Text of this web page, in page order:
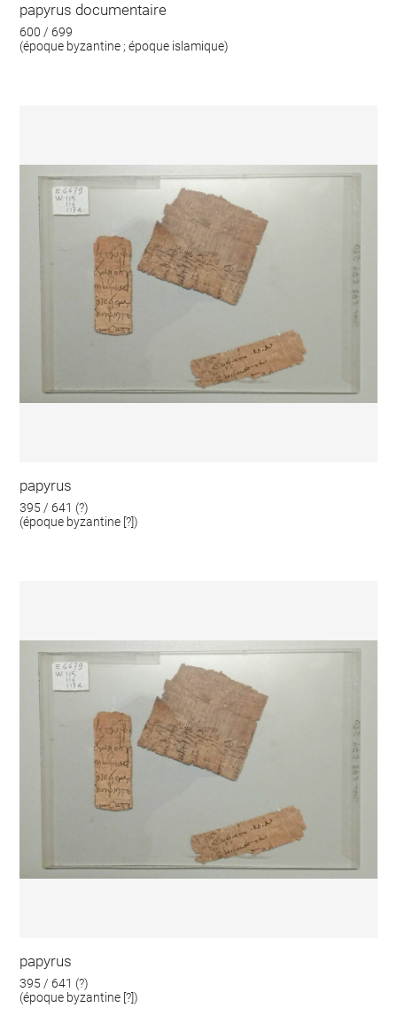
papyrus documentaire
600 / 699
(époque byzantine ; époque islamique)
papyrus
395 / 641 (?)
(époque byzantine [?])
papyrus
395 / 641 (?)
(époque byzantine [?])